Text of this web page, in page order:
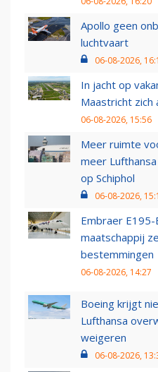
Apollo geen
luchtvaart
06-08-2026,
In jacht op
Maastricht zich
06-08-2026, 15:56
Meer ruimte
meer
op Schiphol
06-08-2026,
Embraer E195-
maatschappij
bestemmingen
06-08-2026, 14:27
Boeing krijgt
Lufthansa
weigeren
06-08-2026,